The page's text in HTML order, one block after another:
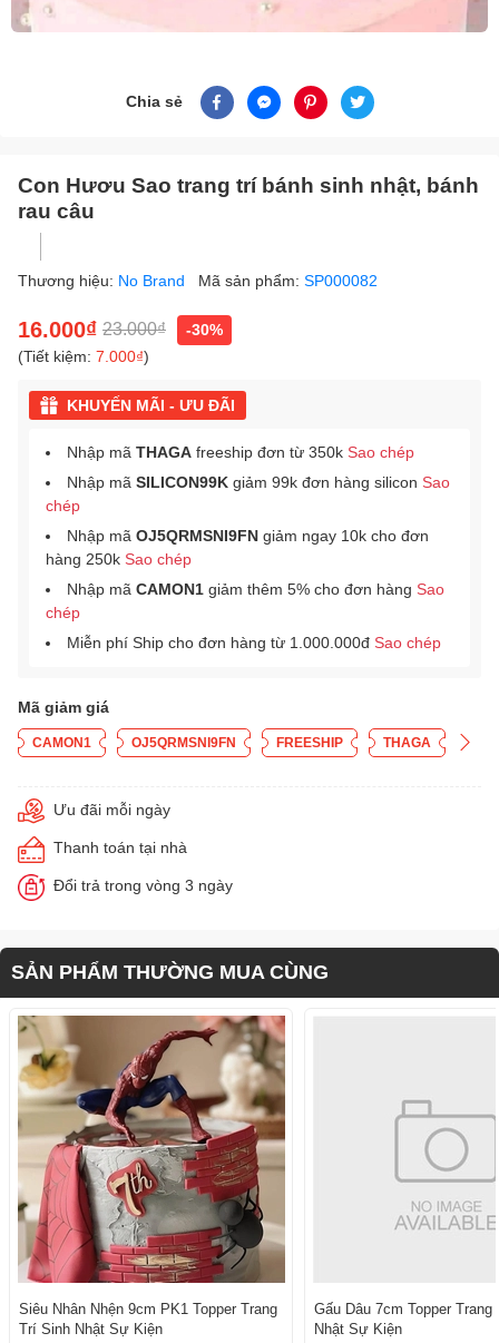
Chia sẻ
Con Hươu Sao trang trí bánh sinh nhật, bánh
rau câu
Thương hiệu: No Brand Mã sản phẩm: SP000082
16.000₫ 23.000₫
-30%
(Tiết kiệm: 7.000₫)
KHUYẾN MÃI - ƯU ĐÃI
Nhập mã THAGA freeship đơn từ 350k Sao chép
Nhập mã SILICON99K giảm 99k đơn hàng silicon Sao
chép
Nhập mã OJ5QRMSNI9FN giảm ngay 10k cho đơn
hàng 250k Sao chép
Nhập mã CAMON1 giảm thêm 5% cho đơn hàng Sao
chép
Miễn phí Ship cho đơn hàng từ 1.000.000đ Sao chép
Mã giảm giá
CAMON1 OJ5QRMSNI9FN FREESHIP THAGA
Ưu đãi mỗi ngày
Thanh toán tại nhà
Đổi trả trong vòng 3 ngày
SẢN PHẨM THƯỜNG MUA CÙNG
Siêu Nhân Nhện 9cm PK1 Topper Trang
Trí Sinh Nhật Sự Kiện
Gấu Dâu 7cm Topper Trang
Nhật Sự Kiện